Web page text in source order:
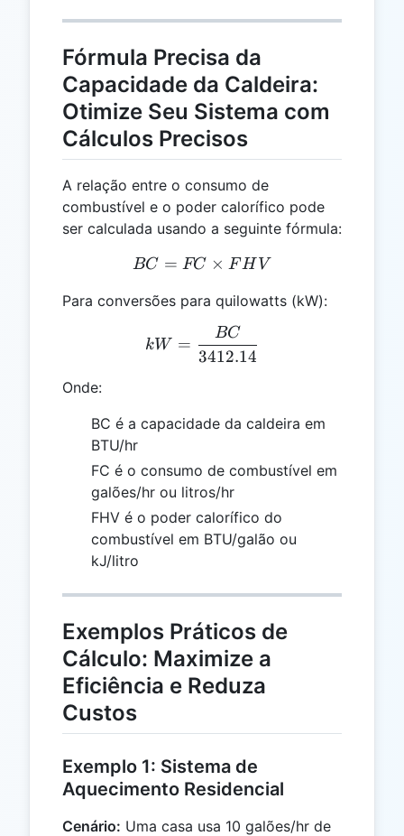
Fórmula Precisa da
Capacidade da Caldeira:
Otimize Seu Sistema com
Cálculos Precisos
A relação entre o consumo de
combustível e o poder calorífico pode
ser calculada usando a seguinte fórmula:
BC = FC \times FHV
BC = FC × FH V
Para conversões para quilowatts (kW):
kW =
kW =
3412.14
BC
Onde:
BC é a capacidade da caldeira em
BTU/hr
FC é o consumo de combustível em
galões/hr ou litros/hr
FHV é o poder calorífico do
combustível em BTU/galão ou
kJ/litro
Exemplos Práticos de
Cálculo: Maximize a
Eficiência e Reduza
Custos
Exemplo 1: Sistema de
Aquecimento Residencial
Cenário: Uma casa usa 10 galões/hr de